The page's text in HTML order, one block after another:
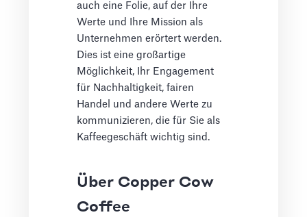
auch eine Folie, auf der Ihre
Werte und Ihre Mission als
Unternehmen erörtert werden.
Dies ist eine großartige
Möglichkeit, Ihr Engagement
für Nachhaltigkeit, fairen
Handel und andere Werte zu
kommunizieren, die für Sie als
Kaffeegeschäft wichtig sind.
Über Copper Cow
Coffee